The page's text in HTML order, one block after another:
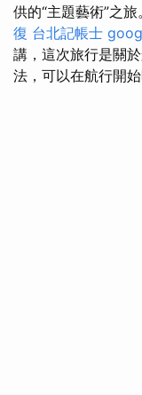
供的“主題藝術”之旅
復 台北記帳士
講，這次旅行是關
法，可以在航行開始